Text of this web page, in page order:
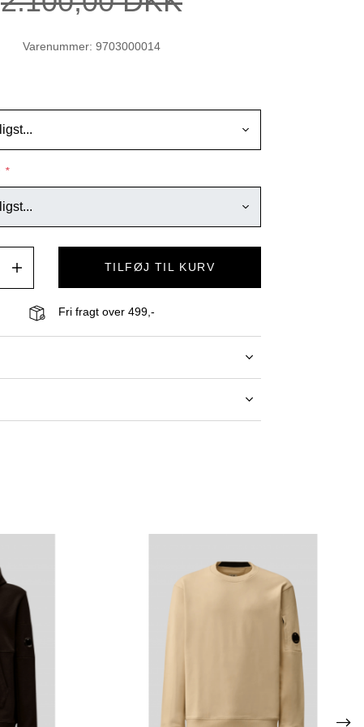
Varenummer: 9703000014
*
TILFØJ TIL KURV
Fri fragt over 499,-